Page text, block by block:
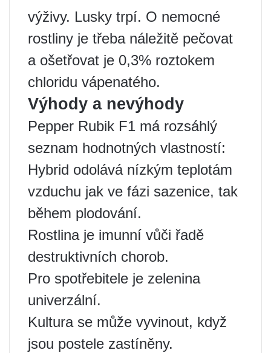
výživy. Lusky trpí. O nemocné
rostliny je třeba náležitě pečovat
a ošetřovat je 0,3% roztokem
chloridu vápenatého.
Výhody a nevýhody
Pepper Rubik F1 má rozsáhlý
seznam hodnotných vlastností:
Hybrid odolává nízkým teplotám
vzduchu jak ve fázi sazenice, tak
během plodování.
Rostlina je imunní vůči řadě
destruktivních chorob.
Pro spotřebitele je zelenina
univerzální.
Kultura se může vyvinout, když
jsou postele zastíněny.